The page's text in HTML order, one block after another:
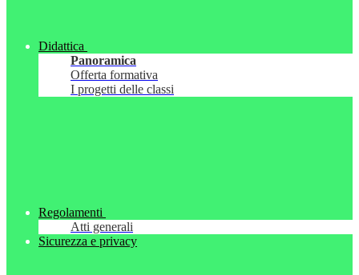
Didattica
Panoramica
Offerta formativa
I progetti delle classi
Regolamenti
Atti generali
Sicurezza e privacy